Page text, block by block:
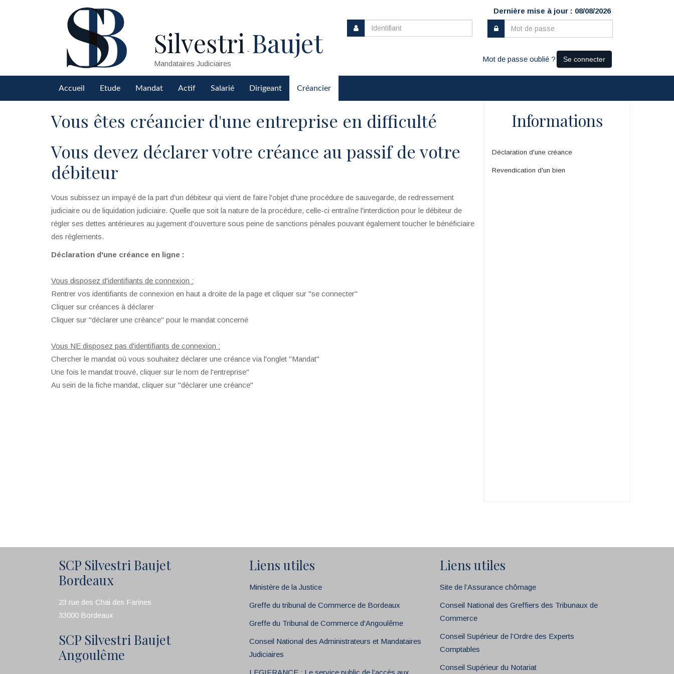
Silvestri - Baujet
Mandataires Judiciaires
Dernière mise à jour : 08/08/2026
Mot de passe oublié ? Se connecter
Accueil Etude Mandat Actif Salarié Dirigeant Créancier
Vous êtes créancier d'une entreprise en difficulté
Vous devez déclarer votre créance au passif de votre
débiteur
Vous subissez un impayé de la part d'un débiteur qui vient de faire l'objet d'une procédure de sauvegarde, de redressement
judiciaire ou de liquidation judiciaire. Quelle que soit la nature de la procédure, celle-ci entraîne l'interdiction pour le débiteur de
régler ses dettes antérieures au jugement d'ouverture sous peine de sanctions pénales pouvant également toucher le bénéficiaire
des règlements.
Déclaration d'une créance en ligne :
Vous disposez d'identifiants de connexion :
Rentrer vos identifiants de connexion en haut a droite de la page et cliquer sur "se connecter"
Cliquer sur créances à déclarer
Cliquer sur "déclarer une créance" pour le mandat concerné
Vous NE disposez pas d'identifiants de connexion :
Chercher le mandat où vous souhaitez déclarer une créance via l'onglet "Mandat"
Une fois le mandat trouvé, cliquer sur le nom de l'entreprise"
Au sein de la fiche mandat, cliquer sur "déclarer une créance"
Informations
Déclaration d'une créance
Revendication d'un bien
SCP Silvestri Baujet
Bordeaux
23 rue des Chai des Farines
33000 Bordeaux
SCP Silvestri Baujet
Angoulême
Liens utiles
Ministère de la Justice
Greffe du tribunal de Commerce de Bordeaux
Greffe du Tribunal de Commerce d'Angoulême
Conseil National des Administrateurs et Mandataires
Judiciaires
LEGIFRANCE : Le service public de l’accès aux
Liens utiles
Site de l’Assurance chômage
Conseil National des Greffiers des Tribunaux de
Commerce
Conseil Supérieur de l’Ordre des Experts
Comptables
Conseil Supérieur du Notariat